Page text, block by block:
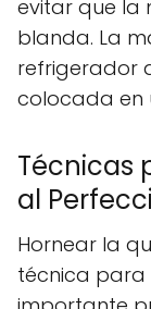
evitar que la
blanda. La
refrigerador
colocada en
Técnicas
al
Hornear la
técnica para